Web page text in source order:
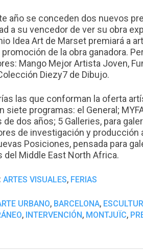
año se conceden dos nuevos
a su vencedor de ver su obra
Idea Art de Marset premiará a
promoción de la obra ganadora.
Mango Mejor Artista Joven,
Diezy7 de Dibujo.
las que conforman la oferta
siete programas: el General;
de dos años; 5 Galleries, para
de investigación y producción
Posiciones, pensada para
del Middle East North Africa.
ARTES VISUALES, FERIAS
URBANO, BARCELONA,
, INTERVENCIÓN, MONTJUÏC,